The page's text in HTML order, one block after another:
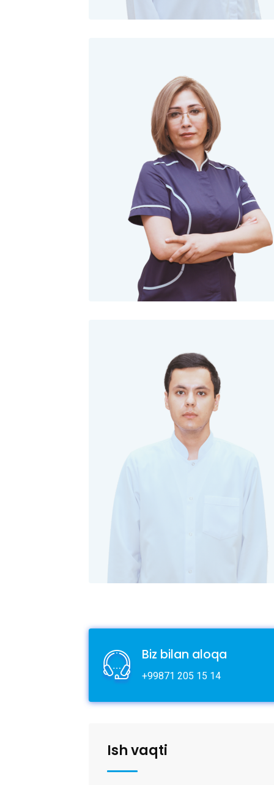
Biz bilan aloqa
+99871 205 15 14
Ish vaqti